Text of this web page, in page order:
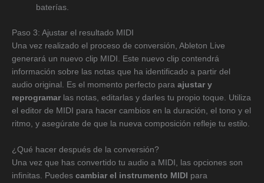
baterías.
Paso 3: Ajustar el resultado MIDI
Una vez realizado el proceso de conversión, Ableton Live
generará un nuevo clip MIDI. Este nuevo clip contendrá
información sobre las notas que ha identificado a partir del
audio original. Es el momento perfecto para ajustar y
reprogramar las notas, editarlas y darles tu propio toque. Utiliza
el editor de MIDI para hacer cambios en la duración, el tono y el
ritmo, y asegúrate de que la nueva composición refleje tu estilo.
¿Qué hacer después de la conversión?
Una vez que has convertido tu audio a MIDI, las opciones son
infinitas. Puedes cambiar el instrumento MIDI para